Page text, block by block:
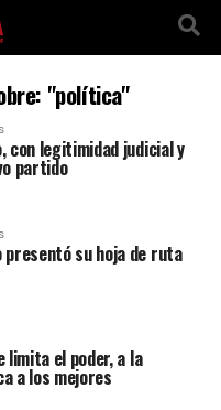
"política"
con legitimidad judicial y
partido
su hoja de ruta
limita el poder, a la
a los mejores